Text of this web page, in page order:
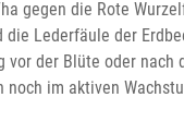
gegen die Rote
die Lederfäule der
vor der Blüte oder nach
noch im aktiven